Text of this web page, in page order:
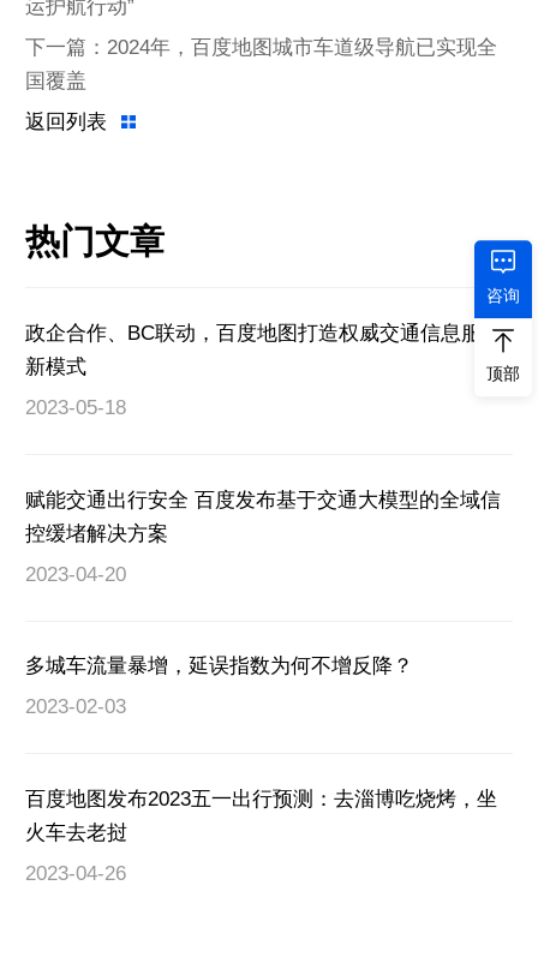
运护航行动”
返回列表
下一篇：2024年，百度地图城市车道级导航已实现全
国覆盖
热门文章
政企合作、BC联动，百度地图打造权威交通信息服务
新模式
2023-05-18
赋能交通出行安全 百度发布基于交通大模型的全域信
控缓堵解决方案
2023-04-20
多城车流量暴增，延误指数为何不增反降？
2023-02-03
百度地图发布2023五一出行预测：去淄博吃烧烤，坐
火车去老挝
2023-04-26
咨询
顶部